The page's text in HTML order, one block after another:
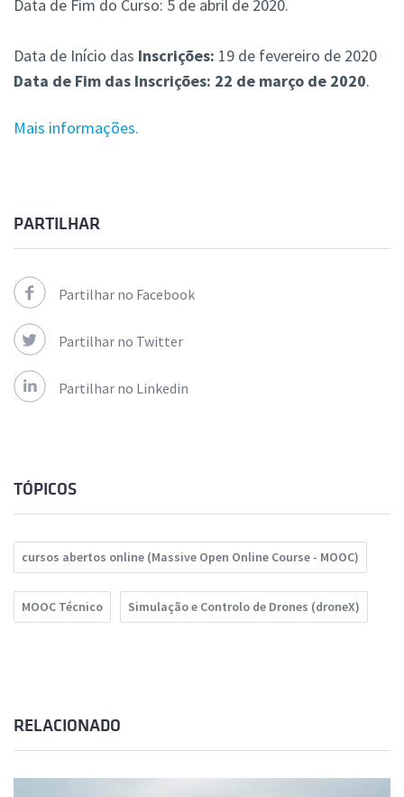
Data de Fim do Curso: 5 de abril de 2020.
Data de Início das Inscrições: 19 de fevereiro de 2020
Data de Fim das Inscrições: 22 de março de 2020.
Mais informações.
PARTILHAR
Partilhar no Facebook
Partilhar no Twitter
Partilhar no Linkedin
TÓPICOS
cursos abertos online (Massive Open Online Course - MOOC)
MOOC Técnico Simulação e Controlo de Drones (droneX)
RELACIONADO